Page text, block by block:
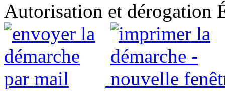
Autorisation et dérogation